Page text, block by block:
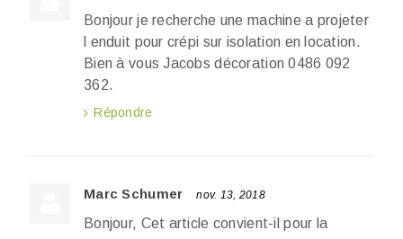
Bonjour je recherche une machine a projeter
l enduit pour crépi sur isolation en location.
Bien à vous Jacobs décoration 0486 092
362.
Répondre
Marc Schumer nov. 13, 2018
Bonjour, Cet article convient-il pour la